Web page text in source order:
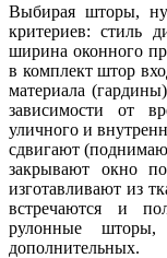
Выбирая шторы,
критериев: стиль
ширина оконного
в комплект штор
материала
зависимости от
уличного и
сдвигают
закрывают окно
изготавливают из
встречаются и
рулонные шторы,
дополнительных.